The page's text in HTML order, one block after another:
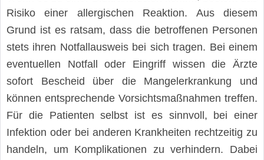
Risiko einer allergischen Reaktion. Aus diesem
Grund ist es ratsam, dass die betroffenen Personen
stets ihren Notfallausweis bei sich tragen. Bei einem
eventuellen Notfall oder Eingriff wissen die Ärzte
sofort Bescheid über die Mangelerkrankung und
können entsprechende Vorsichtsmaßnahmen treffen.
Für die Patienten selbst ist es sinnvoll, bei einer
Infektion oder bei anderen Krankheiten rechtzeitig zu
handeln, um Komplikationen zu verhindern. Dabei